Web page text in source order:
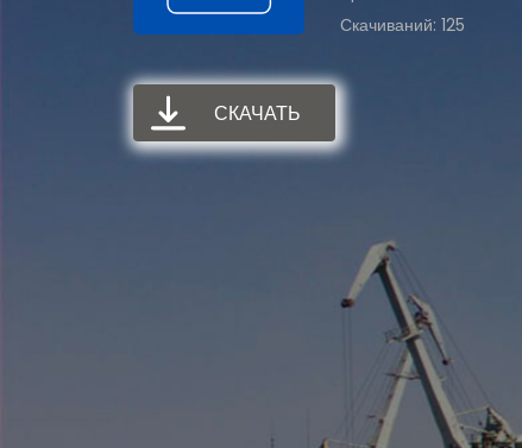
Скачиваний: 125
СКАЧАТЬ